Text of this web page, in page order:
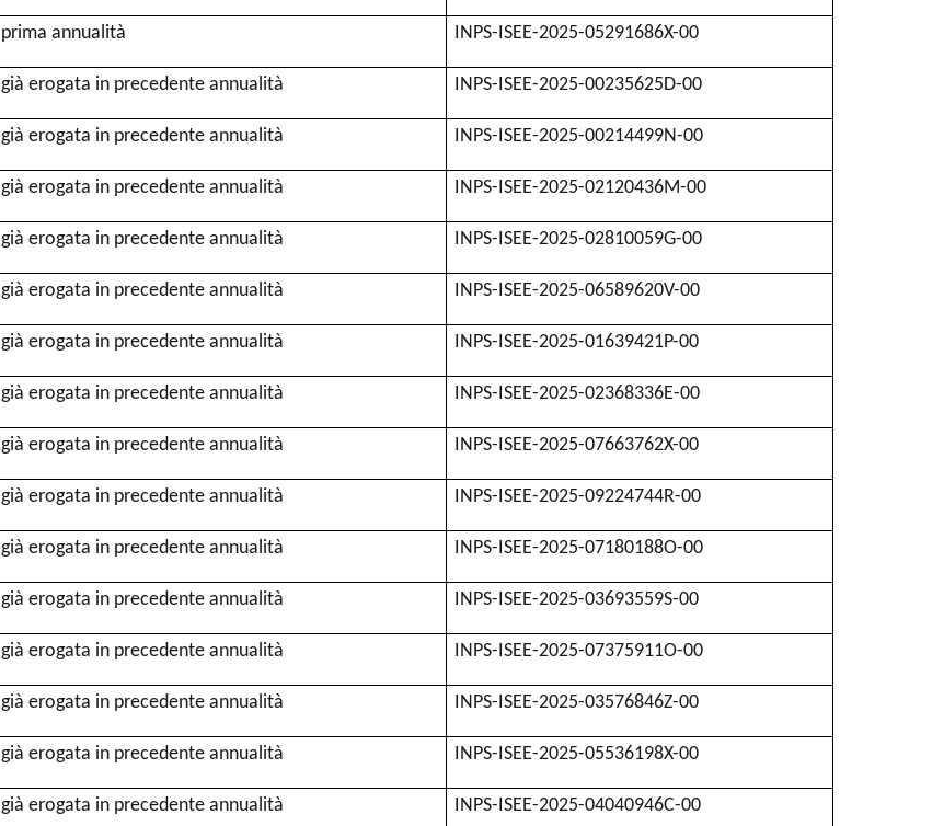
prima annualità INPS-ISEE-2025-05291686X-00
già erogata in precedente annualità INPS-ISEE-2025-00235625D-00
già erogata in precedente annualità INPS-ISEE-2025-00214499N-00
già erogata in precedente annualità INPS-ISEE-2025-02120436M-00
già erogata in precedente annualità INPS-ISEE-2025-02810059G-00
già erogata in precedente annualità INPS-ISEE-2025-06589620V-00
già erogata in precedente annualità INPS-ISEE-2025-01639421P-00
già erogata in precedente annualità INPS-ISEE-2025-02368336E-00
già erogata in precedente annualità INPS-ISEE-2025-07663762X-00
già erogata in precedente annualità INPS-ISEE-2025-09224744R-00
già erogata in precedente annualità INPS-ISEE-2025-07180188O-00
già erogata in precedente annualità INPS-ISEE-2025-03693559S-00
già erogata in precedente annualità INPS-ISEE-2025-07375911O-00
già erogata in precedente annualità INPS-ISEE-2025-03576846Z-00
già erogata in precedente annualità INPS-ISEE-2025-05536198X-00
già erogata in precedente annualità INPS-ISEE-2025-04040946C-00